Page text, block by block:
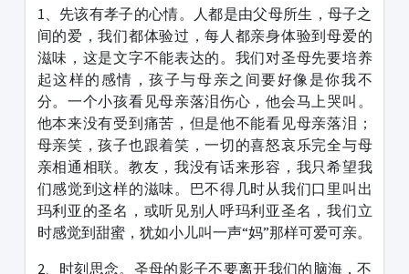
1、先该有孝子的心情。人都是由父母所生，母子之
间的爱，我们都体验过，每人都亲身体验到母爱的
滋味，这是文字不能表达的。我们对圣母先要培养
起这样的感情，孩子与母亲之间要好像是你我不
分。一个小孩看见母亲落泪伤心，他会马上哭叫。
他本来没有受到痛苦，但是他不能看见母亲落泪；
母亲笑，孩子也跟着笑，一切的喜怒哀乐完全与母
亲相通相联。教友，我没有话来形容，我只希望我
们感觉到这样的滋味。巴不得几时从我们口里叫出
玛利亚的圣名，或听见别人呼玛利亚圣名，我们立
时感觉到甜蜜，犹如小儿叫一声“妈”那样可爱可亲。
2、时刻思念。圣母的影子不要离开我们的脑海，不